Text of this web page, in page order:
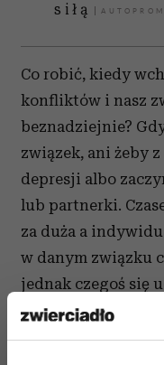
siłą
Co robić, kiedy
konfliktów i nasz
beznadziejnie?
związek, ani żeby
depresji albo
lub partnerki.
za duża a
w danym związku
jednak czegoś się
na jakiego trafiamy
w jakim punkcie